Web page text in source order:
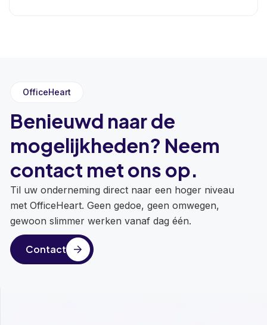
OfficeHeart
Benieuwd naar de
mogelijkheden? Neem
contact met ons op.
Til uw onderneming direct naar een hoger niveau
met OfficeHeart. Geen gedoe, geen omwegen,
gewoon slimmer werken vanaf dag één.
Contact